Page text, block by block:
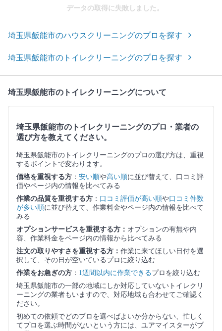
データの取得に失敗しました。
埼玉県飯能市のハウスクリーニングのプロを探す
埼玉県飯能市のトイレクリーニングのプロを探す
埼玉県飯能市のトイレクリーニングについて
埼玉県飯能市のトイレクリーニングのプロ・業者の
選び方を教えてください。
埼玉県飯能市のトイレクリーニングのプロの選び方は、重視
するポイントで変わります。
価格を重視する方 ： 安い順や高い順に並び替えて、口コミ評
価やページ内の情報を比べてみる
作業の品質を重視する方 ： 口コミ評価が高い順や口コミ件数
が多い順に並び替えて、作業料金やページ内の情報を比べて
みる
オプションサービスを重視する方： オプションの有無や内
容、作業料金をページ内の情報から比べてみる
注文の取りやすさを重視する方： 作業に来てほしい日付を選
択して、その日が空いているプロに絞り込む
作業をお急ぎの方 ： 1週間以内に作業できるプロを絞り込む
埼玉県飯能市の一部の地域にしか対応していないトイレクリ
ーニングの業者もいますので、対応地域も合わせてご確認く
ださい。
初めての依頼でどのプロを選べばよいか分からない、忙しく
てプロを選ぶ時間がないという方には、ユアマイスターがプ